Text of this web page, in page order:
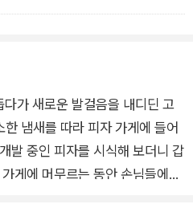
가 새로운 발걸음을 내디딘 고
냄새를 따라 피자 가게에 들어
발 중인 피자를 시식해 보더니 갑
게에 머무르는 동안 손님들에게